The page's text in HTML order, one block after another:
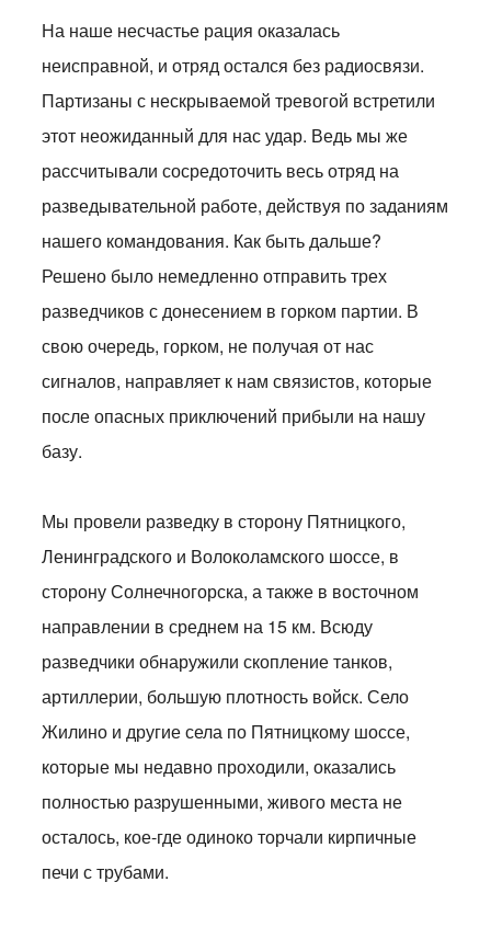
На наше несчастье рация оказалась
неисправной, и отряд остался без радиосвязи.
Партизаны с нескрываемой тревогой встретили
этот неожиданный для нас удар. Ведь мы же
рассчитывали сосредоточить весь отряд на
разведывательной работе, действуя по заданиям
нашего командования. Как быть дальше?
Решено было немедленно отправить трех
разведчиков с донесением в горком партии. В
свою очередь, горком, не получая от нас
сигналов, направляет к нам связистов, которые
после опасных приключений прибыли на нашу
базу.
Мы провели разведку в сторону Пятницкого,
Ленинградского и Волоколамского шоссе, в
сторону Солнечногорска, а также в восточном
направлении в среднем на 15 км. Всюду
разведчики обнаружили скопление танков,
артиллерии, большую плотность войск. Село
Жилино и другие села по Пятницкому шоссе,
которые мы недавно проходили, оказались
полностью разрушенными, живого места не
осталось, кое-где одиноко торчали кирпичные
печи с трубами.